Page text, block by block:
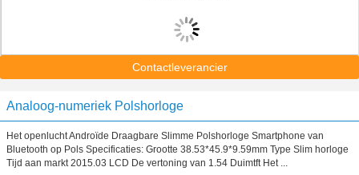
Contactleverancier
Analoog-numeriek Polshorloge
Het openlucht Androïde Draagbare Slimme Polshorloge Smartphone van
Bluetooth op Pols Specificaties: Grootte 38.53*45.9*9.59mm Type Slim horloge
Tijd aan markt 2015.03 LCD De vertoning van 1.54 Duimtft Het ...